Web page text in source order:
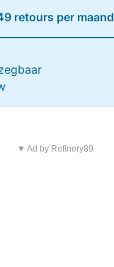
retours per maand
▼ Ad by Refinery89